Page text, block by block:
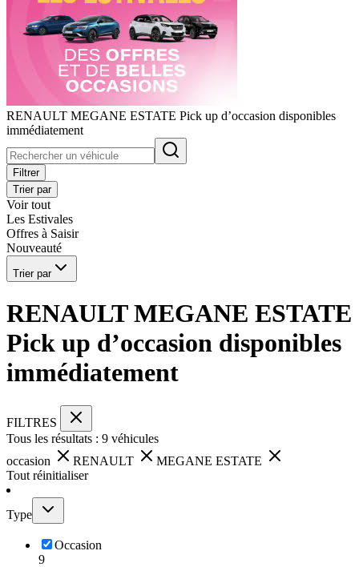
RENAULT MEGANE ESTATE Pick up d’occasion disponibles
immédiatement
Filtrer
Trier par
Voir tout
Les Estivales
Offres à Saisir
Nouveauté
Trier par
RENAULT MEGANE ESTATE
Pick up d’occasion disponibles
immédiatement
FILTRES
Tous les résultats : 9 véhicules
occasion
RENAULT
MEGANE ESTATE
Tout réinitialiser
Type
Occasion
9